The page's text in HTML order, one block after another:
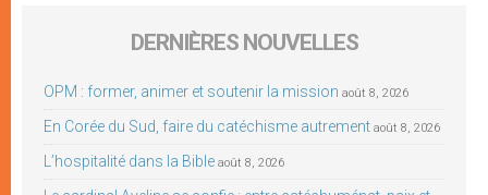
DERNIÈRES NOUVELLES
OPM : former, animer et soutenir la mission août 8, 2026
En Corée du Sud, faire du catéchisme autrement août 8, 2026
L’hospitalité dans la Bible août 8, 2026